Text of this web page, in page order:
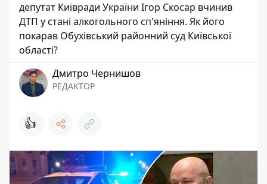
депутат Київради України Ігор Скосар вчинив
ДТП у стані алкогольного сп'яніння. Як його
покарав Обухівський районний суд Київської
області?
Дмитро Чернишов
РЕДАКТОР
👍